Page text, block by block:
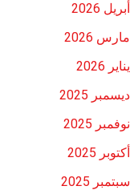
أبريل 2026
مارس 2026
يناير 2026
ديسمبر 2025
نوفمبر 2025
أكتوبر 2025
سبتمبر 2025